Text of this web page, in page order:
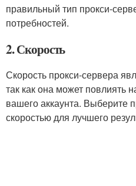
правильный тип прокси-
потребностей.
2. Скорость
Скорость прокси-сервера
так как она может повлиять
вашего аккаунта. Выберите
скоростью для лучшего